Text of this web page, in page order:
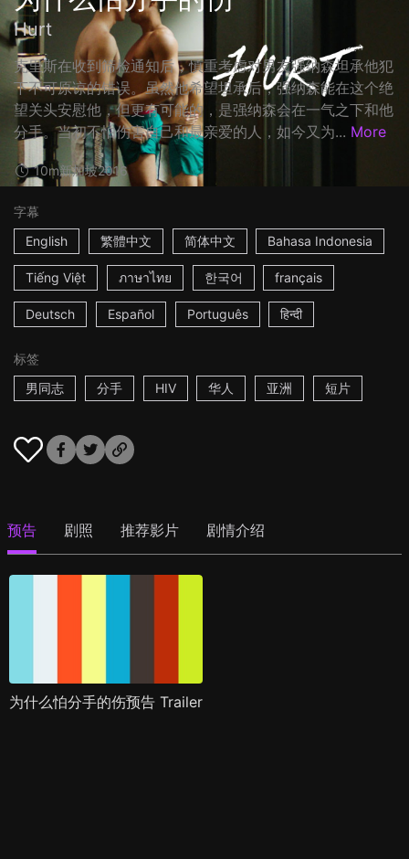
Hurt
克里斯在收到筛检通知后，慎重考虑对男友强纳森坦承他犯
下不可原谅的错误。虽然他希望坦承后，强纳森能在这个绝
望关头安慰他，但更有可能的，是强纳森会在一气之下和他
分手。当初不怕伤害自己和最亲爱的人，如今又为... More
10m新加坡2016
字幕
English
繁體中文 简体中文 Bahasa Indonesia
Tiếng Việt ภาษาไทย 한국어 français
Deutsch Español Português हिन्दी
标签
男同志
分手 HIV 华人 亚洲 短片
预告 剧照 推荐影片 剧情介绍
为什么怕分手的伤预告 Trailer